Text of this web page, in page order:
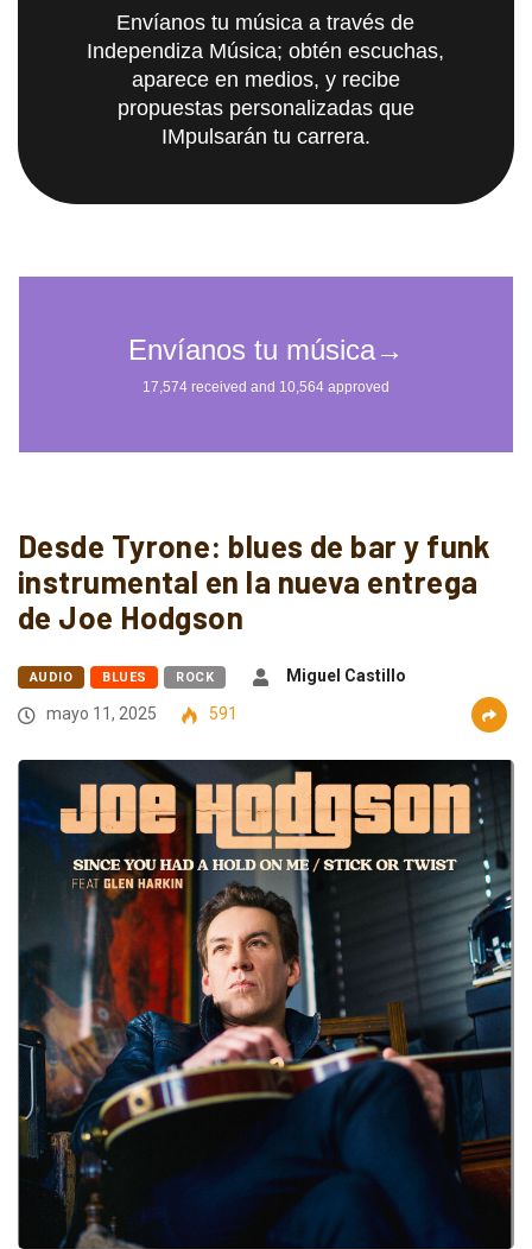
Envíanos tu música a través de
Independiza Música; obtén escuchas,
aparece en medios, y recibe
propuestas personalizadas que
IMpulsarán tu carrera.
Desde Tyrone: blues de bar y funk
instrumental en la nueva entrega
de Joe Hodgson
AUDIO BLUES ROCK
Miguel Castillo
mayo 11, 2025
591